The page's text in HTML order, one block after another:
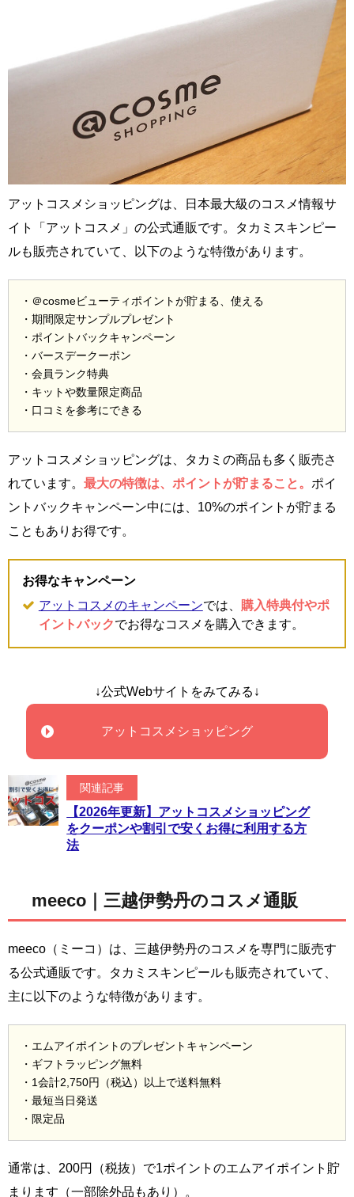
アットコスメショッピングは、日本最大級のコスメ情報サ
イト「アットコスメ」の公式通販です。タカミスキンピー
ルも販売されていて、以下のような特徴があります。
・＠cosmeビューティポイントが貯まる、使える
・期間限定サンプルプレゼント
・ポイントバックキャンペーン
・バースデークーポン
・会員ランク特典
・キットや数量限定商品
・口コミを参考にできる
アットコスメショッピングは、タカミの商品も多く販売さ
れています。 最大の特徴は、ポイントが貯まること。 ポイ
ントバックキャンペーン中には、10%のポイントが貯まる
こともありお得です。
お得なキャンペーン
アットコスメのキャンペーンでは、 購入特典付やポ
イントバックでお得なコスメを購入できます。
↓公式Webサイトをみてみる↓
アットコスメショッピング
関連記事
【2026年更新】アットコスメショッピング
をクーポンや割引で安くお得に利用する方
法
meeco｜三越伊勢丹のコスメ通販
meeco（ミーコ）は、三越伊勢丹のコスメを専門に販売す
る公式通販です。タカミスキンピールも販売されていて、
主に以下のような特徴があります。
・エムアイポイントのプレゼントキャンペーン
・ギフトラッピング無料
・1会計2,750円（税込）以上で送料無料
・最短当日発送
・限定品
通常は、200円（税抜）で1ポイントのエムアイポイント貯
まります（一部除外品もあり）。